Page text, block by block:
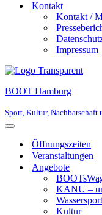
Kontakt
Kontakt /
Impressum
BOOT Hamburg
Sport, Kultur,
Navigationsmenü
Öffnungszeiten
Veranstaltungen
Angebote
KANU –
Wassersport
Kultur